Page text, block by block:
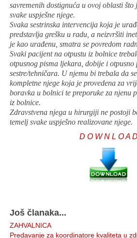
savremenih dostignuća u ovoj oblasti što
svake uspješne njege.
Svaka sestrinska intervencija koja je
predstavlja grešku u radu, a neizvršiti
je kao urađenu, smatra se povredom
Svaki pacijent na otpustu iz bolnice
otpusnog pisma ljekara, dobije i otpusno
sestre/tehničara. U njemu bi trebala da
kompletne njege koja je provedena za
boravka u bolnici te preporuke za njenu
iz bolnice.
Zdravstvena njega u hirurgiji ne postoji
temelj svake uspješno realizovane njege.
D O W N L O A D
Još članaka...
ZAHVALNICA
Predavanje za koordinatore kvaliteta u